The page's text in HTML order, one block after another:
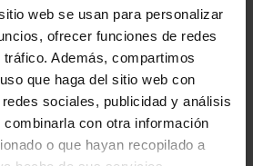
web se usan para personalizar
ofrecer funciones de redes
Además, compartimos
que haga del sitio web con
sociales, publicidad y análisis
con otra información
o que hayan recopilado a
Rosa Ana